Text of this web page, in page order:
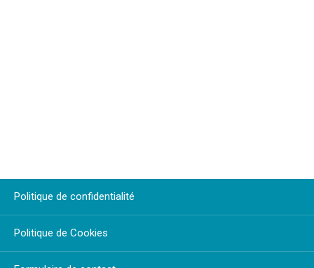
Politique de confidentialité
Politique de Cookies